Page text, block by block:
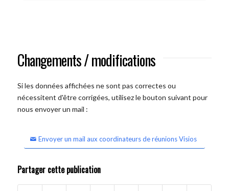
Changements / modifications
Si les données affichées ne sont pas correctes ou
nécessitent d'être corrigées, utilisez le bouton suivant pour
nous envoyer un mail :
Envoyer un mail aux coordinateurs de réunions Visios
Partager cette publication